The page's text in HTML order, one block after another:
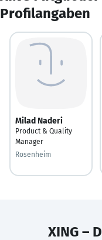
Profilangaben
Milad Naderi
Product & Quality
Manager
Rosenheim
XING –